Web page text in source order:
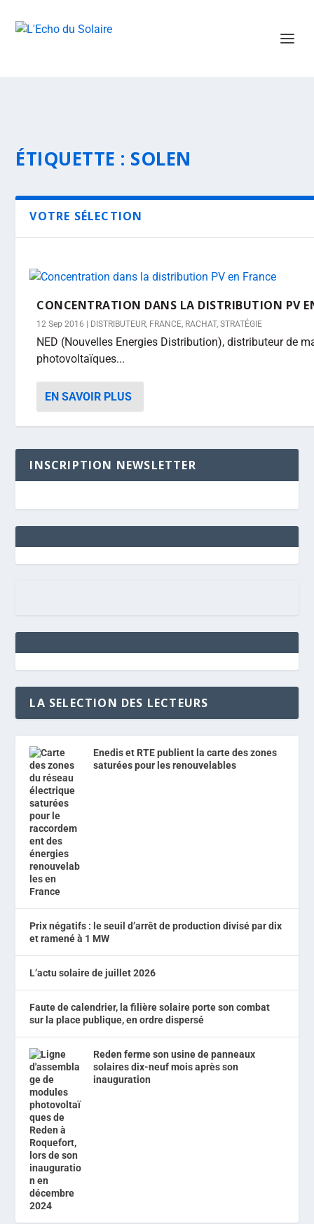
ÉTIQUETTE : SOLEN
VOTRE SÉLECTION
CONCENTRATION DANS LA DISTRIBUTION PV
12 Sep 2016 DISTRIBUTEUR, FRANCE, RACHAT,STRATÉGIE
NED (Nouvelles Energies Distribution), distributeur de
photovoltaïques...
EN SAVOIR PLUS
INSCRIPTION NEWSLETTER
LA SELECTION DES LECTEURS
Enedis et RTE publient la carte des zones
saturées pour les renouvelables
Prix négatifs : le seuil d’arrêt de production divisé par dix
et ramené à 1 MW
L’actu solaire de juillet 2026
Faute de calendrier, la filière solaire porte son combat
sur la place publique, en ordre dispersé
Reden ferme son usine de panneaux
solaires dix-neuf mois après son
inauguration